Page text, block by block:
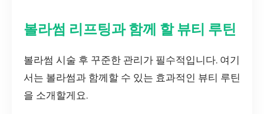
볼라썸 리프팅과 함께 할 뷰티 루틴
볼라썸 시술 후 꾸준한 관리가 필수적입니다. 여기
서는 볼라썸과 함께할 수 있는 효과적인 뷰티 루틴
을 소개할게요.